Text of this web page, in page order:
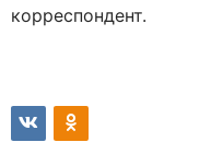
корреспондент.